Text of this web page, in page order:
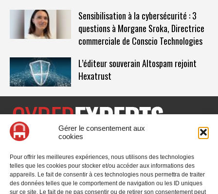
Gérer le consentement aux
cookies
Pour offrir les meilleures expériences, nous utilisons des technologies
telles que les cookies pour stocker et/ou accéder aux informations des
appareils. Le fait de consentir à ces technologies nous permettra de traiter
des données telles que le comportement de navigation ou les ID uniques
sur ce site. Le fait de ne pas consentir ou de retirer son consentement peut
Sensibilisation à la cybersécurité : 3
questions à Morgane Sroka, Directrice
commerciale de Conscio Technologies
L’éditeur souverain Altospam rejoint
Hexatrust
CyberExperts.tech est un média dédié à la sécurité informatique
l'actualité, des retours d'utilisateurs, des évènements, des livres
blancs et les nominations du secteur. Retrouvez toutes les
informations sur les innovations en cybersécurité.